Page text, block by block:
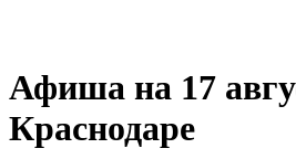
Афиша на 17
Краснодаре